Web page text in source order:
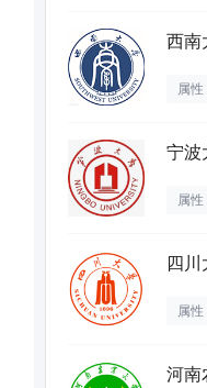
西南
属性
宁波
属性
四
属性
河南